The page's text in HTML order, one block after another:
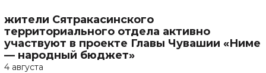
жители Сятракасинского
территориального отдела активно
участвуют в проекте Главы Чувашии «Ниме
— народный бюджет»
4 августа